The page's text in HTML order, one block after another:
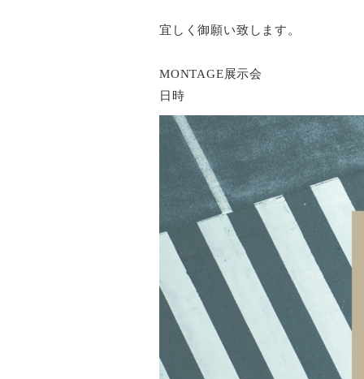
宜しく御願い致します。
MONTAGE展示会
日時